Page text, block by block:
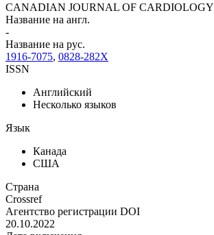
CANADIAN JOURNAL OF CARDIOLOGY
Название на англ.
-
Название на рус.
1916-7075, 0828-282X
ISSN
Английский
Несколько языков
Язык
Канада
США
Страна
Crossref
Агентство регистрации DOI
20.10.2022